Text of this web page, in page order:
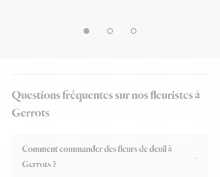
Questions fréquentes sur nos fleuristes à
Gerrots
Comment commander des fleurs de deuil à
Gerrots ?